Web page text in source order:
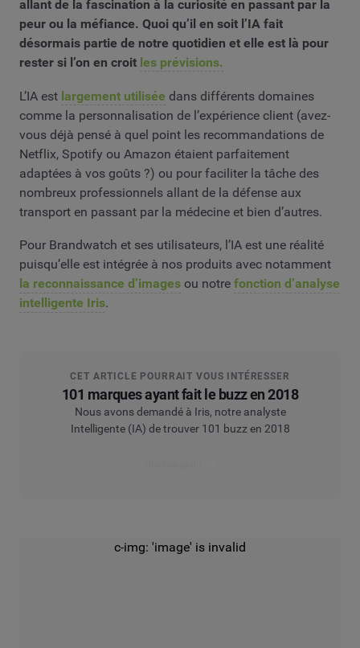
allant de la fascination à la curiosité en passant par la
peur ou la méfiance. Quoi qu’il en soit l’IA fait
désormais partie de notre quotidien et elle est là pour
rester si l’on en croit les prévisions.
L’IA est largement utilisée dans différents domaines
comme la personnalisation de l’expérience client (avez-
vous déjà pensé à quel point les recommandations de
Netflix, Spotify ou Amazon étaient parfaitement
adaptées à vos goûts ?) ou pour faciliter la tâche des
nombreux professionnels allant de la défense aux
transport en passant par la médecine et bien d’autres.
Pour Brandwatch et ses utilisateurs, l’IA est une réalité
puisqu’elle est intégrée à nos produits avec notamment
la reconnaissance d’images ou notre fonction d’analyse
intelligente Iris.
CET ARTICLE POURRAIT VOUS INTÉRESSER
101 marques ayant fait le buzz en 2018
Nous avons demandé à Iris, notre analyste
Intelligente (IA) de trouver 101 buzz en 2018
c-img: 'image' is invalid